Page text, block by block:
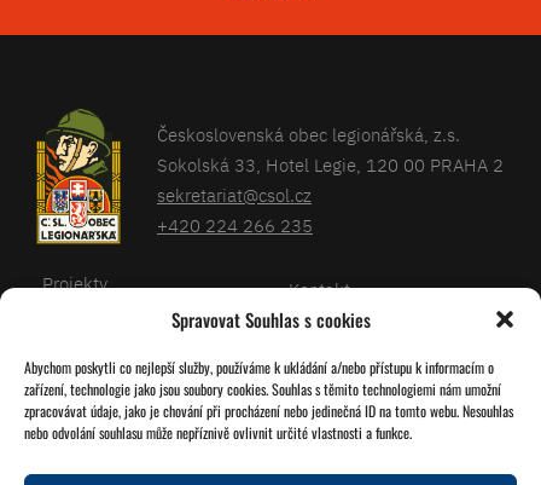
Spravovat Souhlas s cookies
Abychom poskytli co nejlepší služby, používáme k ukládání a/nebo přístupu k informacím o
zařízení, technologie jako jsou soubory cookies. Souhlas s těmito technologiemi nám umožní
zpracovávat údaje, jako je chování při procházení nebo jedinečná ID na tomto webu. Nesouhlas
nebo odvolání souhlasu může nepříznivě ovlivnit určité vlastnosti a funkce.
Československá obec legionářská, z.s.
Sokolská 33, Hotel Legie, 120 00 PRAHA 2
sekretariat@csol.cz
+420 224 266 235
Projekty
Kalendář
O nás
Kontakt
Databáze legionářů
Pro členy
Zásady cookies